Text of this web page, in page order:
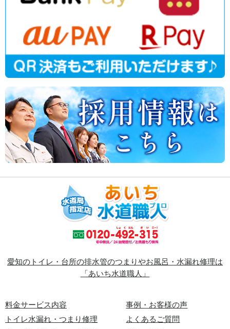
愛知のトイレ・台所の排水管のつまりやお風呂・水漏れ修理は
「あいち水道職人」
料金サービス内容
トイレ水漏れ・つまり修理
事例・お客様の声
よくあるご質問